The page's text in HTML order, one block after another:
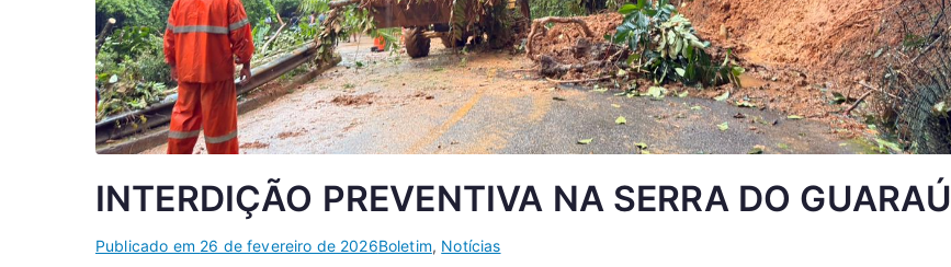
INTERDIÇÃO PREVENTIVA NA SERRA DO GUARAÚ
Publicado em 26 de fevereiro de 2026Boletim, Notícias